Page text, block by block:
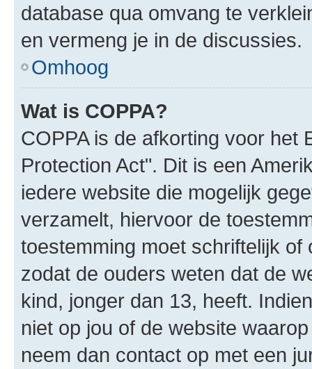
database qua omvang te
en vermeng je in de discussies.
Omhoog
Wat is COPPA?
COPPA is de afkorting voor het
Protection Act". Dit is een
iedere website die mogelijk
verzamelt, hiervoor de
toestemming moet schriftelijk
zodat de ouders weten dat de
kind, jonger dan 13, heeft.
niet op jou of de website
neem dan contact op met een